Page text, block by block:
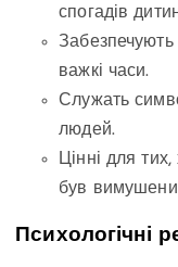
спогадів
Забезпечують
важкі часи.
Служать
людей.
Цінні для
був
Психологічні